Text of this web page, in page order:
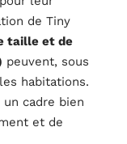
de Tiny
taille et de
peuvent, sous
habitations.
un cadre bien
et de